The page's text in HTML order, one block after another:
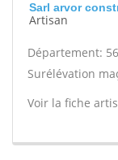
Sarl arvor
Artisan
Département: 56
Surélévation
Voir la fiche